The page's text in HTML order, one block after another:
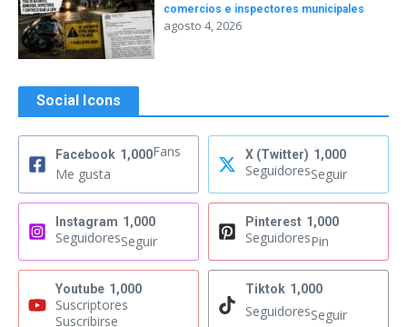
comercios e inspectores municipales
agosto 4, 2026
Social Icons
Facebook 1,000Fans
Me gusta
X (Twitter) 1,000
SeguidoresSeguir
Instagram 1,000
SeguidoresSeguir
Pinterest 1,000
SeguidoresPin
Youtube 1,000
Suscriptores
Suscribirse
Tiktok 1,000
SeguidoresSeguir